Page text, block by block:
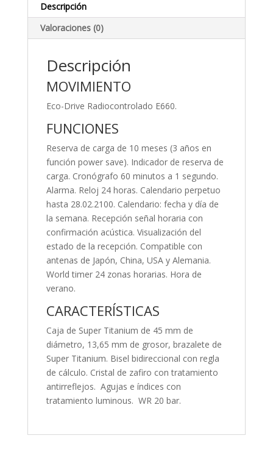
Descripción
Valoraciones (0)
Descripción
MOVIMIENTO
Eco-Drive Radiocontrolado E660.
FUNCIONES
Reserva de carga de 10 meses (3 años en
función power save). Indicador de reserva de
carga. Cronógrafo 60 minutos a 1 segundo.
Alarma. Reloj 24 horas. Calendario perpetuo
hasta 28.02.2100. Calendario: fecha y día de
la semana. Recepción señal horaria con
confirmación acústica. Visualización del
estado de la recepción. Compatible con
antenas de Japón, China, USA y Alemania.
World timer 24 zonas horarias. Hora de
verano.
CARACTERÍSTICAS
Caja de Super Titanium de 45 mm de
diámetro, 13,65 mm de grosor, brazalete de
Super Titanium. Bisel bidireccional con regla
de cálculo. Cristal de zafiro con tratamiento
antirreflejos. Agujas e índices con
tratamiento luminous. WR 20 bar.